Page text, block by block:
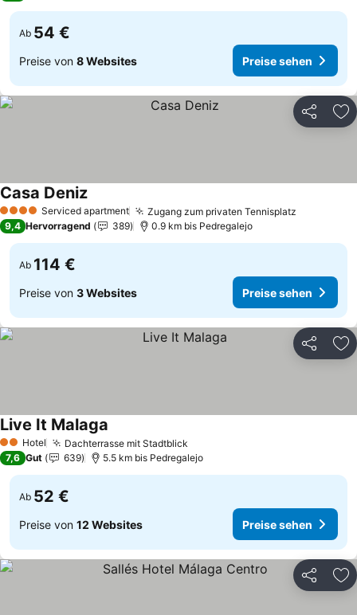
Ab 54 €
Preise von 8 Websites Preise sehen
Teilen
4 Sterne Serviced apartment Zugang zum privaten Tennisplatz
Casa DenizPreise sehen
9,4 Hervorragend 389 0.9 km bis Pedregalejo
Ab 114 €
Preise von 3 Websites Preise sehen
Teilen
2 Sterne
Hotel Dachterrasse mit Stadtblick
Live It Malaga
7,6 Gut 639 5.5 km bis Pedregalejo
Ab 52 €
Preise von 12 Websites Preise sehen
Teilen